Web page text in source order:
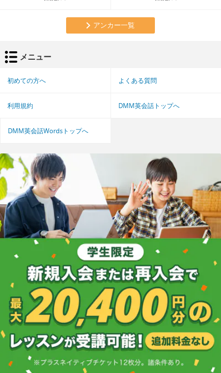
アンカー一覧
メニュー
初めての方へ よくある質問
利用規約 DMM英会話トップへ
DMM英会話Wordsトップへ